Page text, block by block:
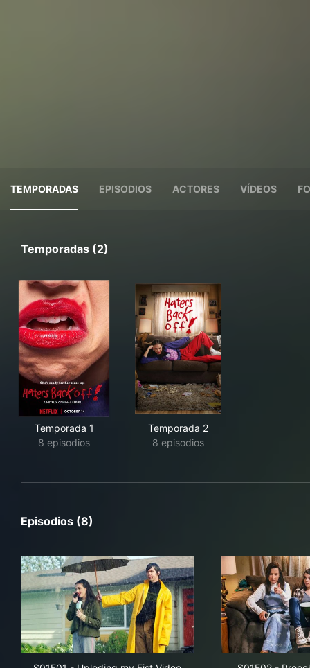
TEMPORADAS EPISODIOS ACTORES VÍDEOS
Temporadas (2)
Temporada 1
8 episodios
Temporada 2
8 episodios
Episodios (8)